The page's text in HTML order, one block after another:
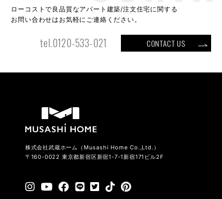
ローコストで良品質なアパート建築/注文住宅に関する
お問い合わせはお気軽にご連絡ください。
tel.0120-533-021 CONTACT US
株式会社武蔵ホーム（Musashi Home Co.,Ltd.）
〒160-0022 東京都新宿区新宿1-7-1新宿171ビル2F